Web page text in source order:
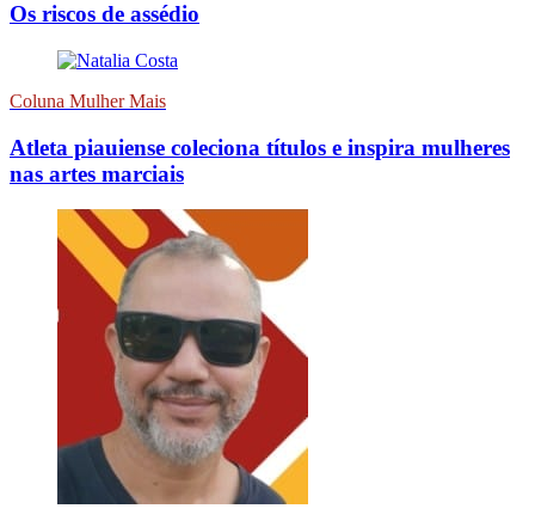
Os riscos de assédio
Coluna Mulher Mais
Atleta piauiense coleciona títulos e inspira mulheres
nas artes marciais